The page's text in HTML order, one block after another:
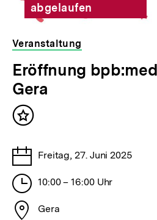
abgelaufen
Veranstaltung
veranstaltet
von
der
bpb
Eröffnung
Gera
Inhalt
Tage
Freitag, 27. Juni 2025
Stunden
10:00 – 16:00 Uhr
Stadt
Gera